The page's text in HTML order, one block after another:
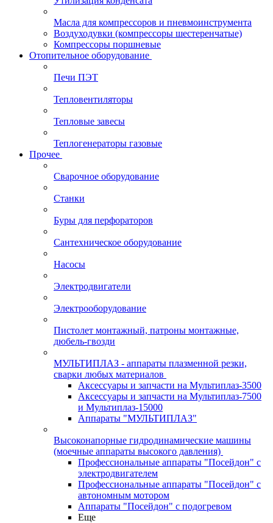
Масла для компрессоров и пневмоинструмента
Воздуходувки (компрессоры шестеренчатые)
Компрессоры поршневые
Отопительное оборудование
Печи ПЭТ
Тепловентиляторы
Тепловые завесы
Теплогенераторы газовые
Прочее
Сварочное оборудование
Станки
Буры для перфораторов
Сантехническое оборудование
Насосы
Электродвигатели
Электрооборудование
Пистолет монтажный, патроны монтажные,
дюбель-гвозди
МУЛЬТИПЛАЗ - аппараты плазменной резки,
сварки любых материалов
Аксессуары и запчасти на Мультиплаз-3500
Аксессуары и запчасти на Мультиплаз-7500
и Мультиплаз-15000
Аппараты "МУЛЬТИПЛАЗ"
Высоконапорные гидродинамические машины
(моечные аппараты высокого давления)
Профессиональные аппараты "Посейдон" с
электродвигателем
Профессиональные аппараты "Посейдон" с
автономным мотором
Аппараты "Посейдон" с подогревом
Еще